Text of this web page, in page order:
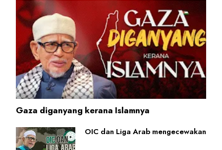
Gaza diganyang kerana Islamnya
OIC dan Liga Arab mengecewakan